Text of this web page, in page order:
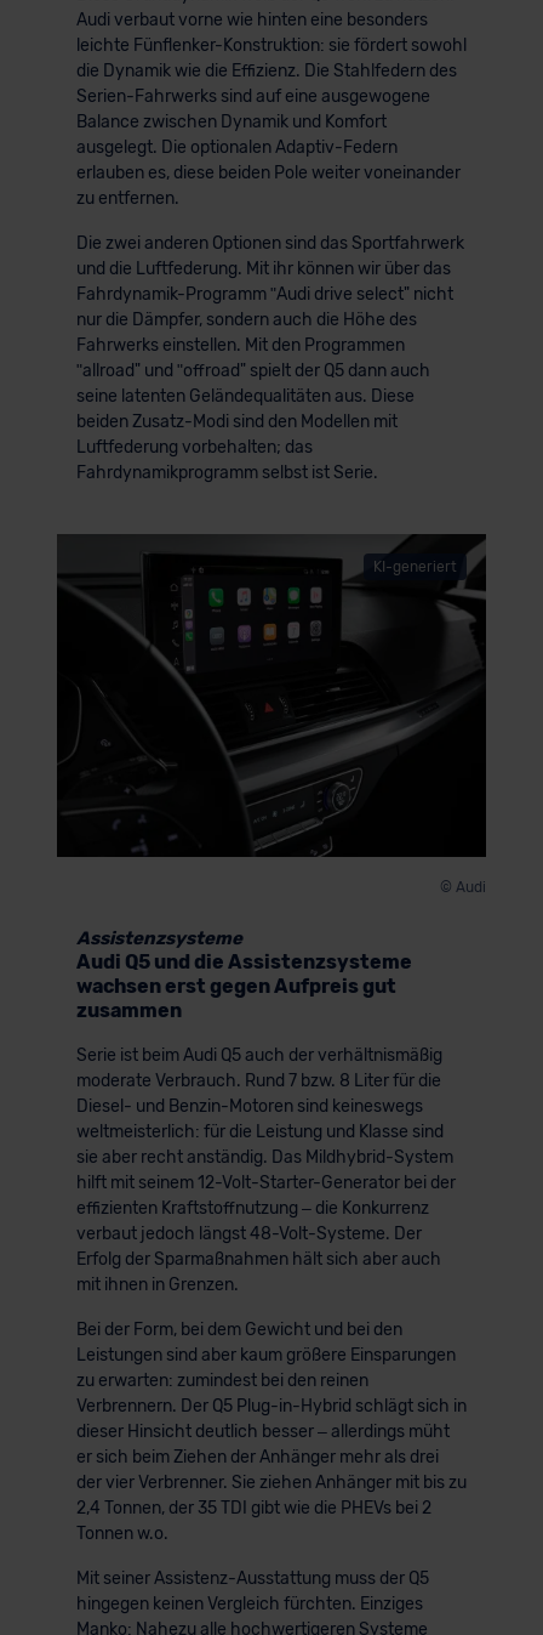
der EU erfolgt, erfolgt dies ausschließlich auf der
Grundlage eines Angemessenheitsbeschlusses der EU-
Kommission (Art. 45 Abs. 1 DSGVO), von
Standarddatenschutzklauseln (Art. 46 Abs. 2 lit. c
DSGVO) oder wenn Sie hierzu Ihre Einwilligung freiwillig
erteilen. Nähere Informationen zu den bestehenden
Datenschutzklauseln können Sie über den Kontakt zu
unserem Datenschutzbeauftragten unter
datenschutz@meinauto.de anfordern.
Datenschutzerklärung|Impressum
Audi verbaut vorne wie hinten eine besonders
leichte Fünflenker-Konstruktion: sie fördert sowohl
die Dynamik wie die Effizienz. Die Stahlfedern des
Serien-Fahrwerks sind auf eine ausgewogene
Balance zwischen Dynamik und Komfort
ausgelegt. Die optionalen Adaptiv-Federn
erlauben es, diese beiden Pole weiter voneinander
zu entfernen.
Die zwei anderen Optionen sind das Sportfahrwerk
und die Luftfederung. Mit ihr können wir über das
Fahrdynamik-Programm ʺAudi drive select" nicht
nur die Dämpfer, sondern auch die Höhe des
Fahrwerks einstellen. Mit den Programmen
ʺallroad" und ʺoffroad" spielt der Q5 dann auch
seine latenten Geländequalitäten aus. Diese
beiden Zusatz-Modi sind den Modellen mit
Luftfederung vorbehalten; das
Fahrdynamikprogramm selbst ist Serie.
KI-generiert
© Audi
Assistenzsysteme
Audi Q5 und die Assistenzsysteme
wachsen erst gegen Aufpreis gut
zusammen
Serie ist beim Audi Q5 auch der verhältnismäßig
moderate Verbrauch. Rund 7 bzw. 8 Liter für die
Diesel- und Benzin-Motoren sind keineswegs
weltmeisterlich: für die Leistung und Klasse sind
sie aber recht anständig. Das Mildhybrid-System
hilft mit seinem 12-Volt-Starter-Generator bei der
effizienten Kraftstoffnutzung – die Konkurrenz
verbaut jedoch längst 48-Volt-Systeme. Der
Erfolg der Sparmaßnahmen hält sich aber auch
mit ihnen in Grenzen.
Bei der Form, bei dem Gewicht und bei den
Leistungen sind aber kaum größere Einsparungen
zu erwarten: zumindest bei den reinen
Verbrennern. Der Q5 Plug-in-Hybrid schlägt sich in
dieser Hinsicht deutlich besser – allerdings müht
er sich beim Ziehen der Anhänger mehr als drei
der vier Verbrenner. Sie ziehen Anhänger mit bis zu
2,4 Tonnen, der 35 TDI gibt wie die PHEVs bei 2
Tonnen w.o.
Mit seiner Assistenz-Ausstattung muss der Q5
hingegen keinen Vergleich fürchten. Einziges
Manko: Nahezu alle hochwertigeren Systeme